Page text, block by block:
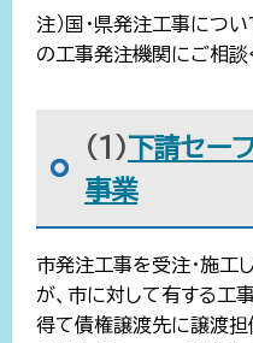
注）国・県発注工事につ
の工事発注機関にご相談
（1） 下請セー
事業
市発注工事を受注・施工
が、市に対して有する工
得て債権譲渡先に譲渡担